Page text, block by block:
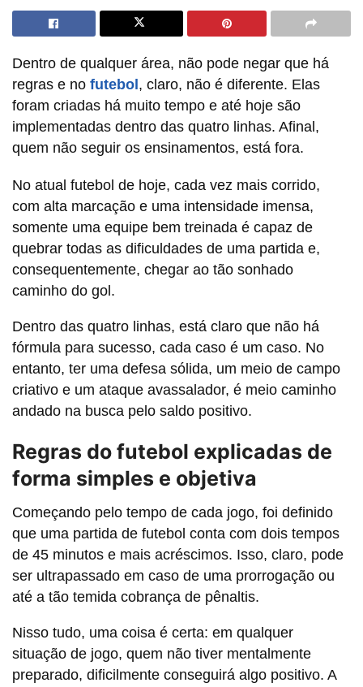
Dentro de qualquer área, não pode negar que há
regras e no futebol , claro, não é diferente. Elas
foram criadas há muito tempo e até hoje são
implementadas dentro das quatro linhas. Afinal,
quem não seguir os ensinamentos, está fora.
No atual futebol de hoje, cada vez mais corrido,
com alta marcação e uma intensidade imensa,
somente uma equipe bem treinada é capaz de
quebrar todas as dificuldades de uma partida e,
consequentemente, chegar ao tão sonhado
caminho do gol.
Dentro das quatro linhas, está claro que não há
fórmula para sucesso, cada caso é um caso. No
entanto, ter uma defesa sólida, um meio de campo
criativo e um ataque avassalador, é meio caminho
andado na busca pelo saldo positivo.
Regras do futebol explicadas de
forma simples e objetiva
Começando pelo tempo de cada jogo, foi definido
que uma partida de futebol conta com dois tempos
de 45 minutos e mais acréscimos. Isso, claro, pode
ser ultrapassado em caso de uma prorrogação ou
até a tão temida cobrança de pênaltis.
Nisso tudo, uma coisa é certa: em qualquer
situação de jogo, quem não tiver mentalmente
preparado, dificilmente conseguirá algo positivo. A